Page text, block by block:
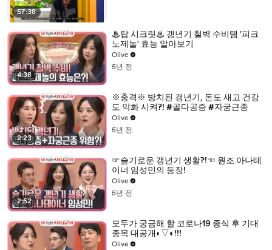
57:38
4:38
♨탑 시크릿♨ 갱년기 철벽 수비템 ′피크
노제놀′ 효능 알아보기
Olive
5년 전
2:23
※충격※ 방치된 갱년기, 돈도 새고 건강
도 악화 시켜?! #골다공증 #자궁근종
Olive
5년 전
2:52
☞슬기로운 갱년기 생활?!☜ 원조 아나테
이너 임성민의 등장!
Olive
5년 전
모두가 궁금해 할 코로나19 종식 후 기대
종목 대공개◐▽◐!!!
Olive